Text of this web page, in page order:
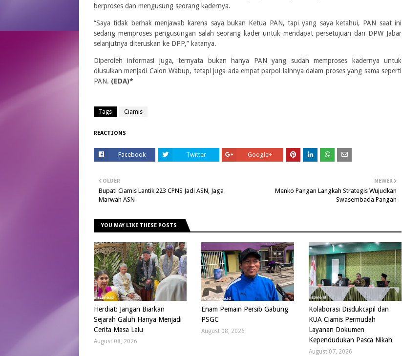
berproses dan mengusung seorang kadernya.
“Saya tidak berhak menjawab karena saya bukan Ketua PAN, tapi yang saya ketahui, PAN saat ini
sedang memproses pengusungan salah seorang kader untuk mendapat persetujuan dari DPW Jabar
selanjutnya diteruskan ke DPP,” katanya.
Diperoleh informasi juga, ternyata bukan hanya PAN yang sudah memproses kadernya untuk
diusulkan menjadi Calon Wabup, tetapi juga ada empat parpol lainnya dalam proses yang sama seperti
PAN. (EDA)*
Tags Ciamis
REACTIONS
Facebook Twitter Google+
NEWER
Menko Pangan Langkah Strategis Wujudkan
Swasembada Pangan
OLDER
Bupati Ciamis Lantik 223 CPNS Jadi ASN, Jaga
Marwah ASN
YOU MAY LIKE THESE POSTS
Herdiat: Jangan Biarkan
Sejarah Galuh Hanya Menjadi
Cerita Masa Lalu
August 08, 2026
Enam Pemain Persib Gabung
PSGC
August 08, 2026
Kolaborasi Disdukcapil dan
KUA Ciamis Permudah
Layanan Dokumen
Kependudukan Pasca Nikah
August 07, 2026